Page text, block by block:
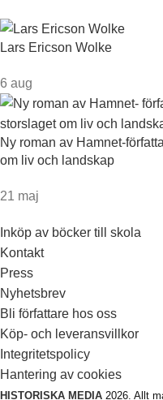
Lars Ericson Wolke
6 aug
Ny roman av Hamnet-
om liv och landskap
21 maj
Inköp av böcker till skola
Kontakt
Press
Nyhetsbrev
Bli författare hos oss
Köp- och leveransvillkor
Integritetspolicy
Hantering av cookies
HISTORISKA MEDIA 2026. Allt